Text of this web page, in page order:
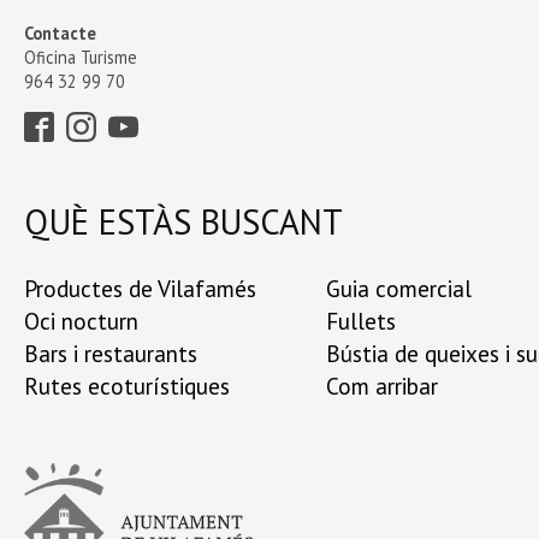
Contacte
Oficina Turisme
964 32 99 70
QUÈ ESTÀS BUSCANT
Productes de Vilafamés
Oci nocturn
Bars i restaurants
Rutes ecoturístiques
Guia comercial
Fullets
Bústia de queixes i
Com arribar